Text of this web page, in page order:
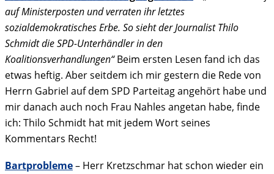
auf Ministerposten und verraten ihr letztes
sozialdemokratisches Erbe. So sieht der Journalist Thilo
Schmidt die SPD-Unterhändler in den
Koalitionsverhandlungen“Beim ersten Lesen fand ich das
etwas heftig. Aber seitdem ich mir gestern die Rede von
Herrn Gabriel auf dem SPD Parteitag angehört habe und
mir danach auch noch Frau Nahles angetan habe, finde
ich: Thilo Schmidt hat mit jedem Wort seines
Kommentars Recht!
Bartprobleme– Herr Kretzschmar hat schon wieder ein